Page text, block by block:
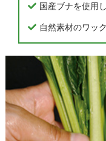
国産ブナを使用
自然素材のワッ